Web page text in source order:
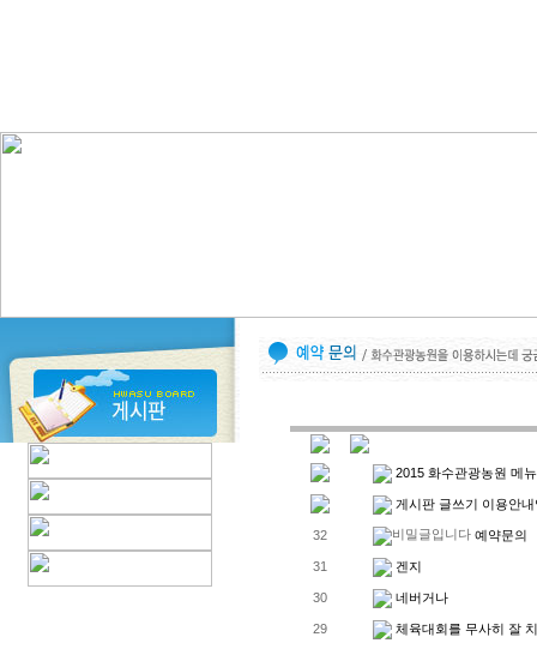
2015 화수관광농원 메
게시판 글쓰기 이용안
32 예약문의
31 겐지
30 네버거나
29 체육대회를 무사히 잘